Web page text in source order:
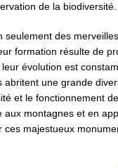
de la biodiversité.
seulement des
formation résulte de
évolution est
une grande
et le fonctionnement
montagnes et en
majestueux